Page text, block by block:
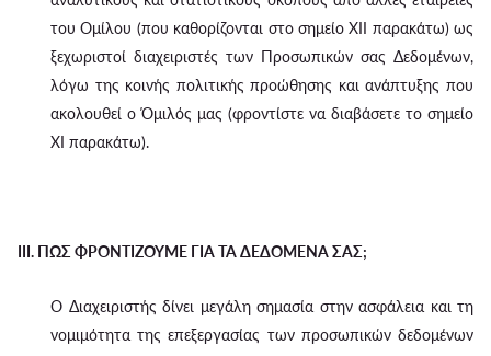
του Ομίλου (που καθορίζονται στο σημείο XII παρακάτω) ως
ξεχωριστοί διαχειριστές των Προσωπικών σας Δεδομένων,
λόγω της κοινής πολιτικής προώθησης και ανάπτυξης που
ακολουθεί ο Όμιλός μας (φροντίστε να διαβάσετε το σημείο
XI παρακάτω).
III. ΠΩΣ ΦΡΟΝΤΙΖΟΥΜΕ ΓΙΑ ΤΑ ΔΕΔΟΜΕΝΑ ΣΑΣ;
Ο Διαχειριστής δίνει μεγάλη σημασία στην ασφάλεια και τη
νομιμότητα της επεξεργασίας των προσωπικών δεδομένων